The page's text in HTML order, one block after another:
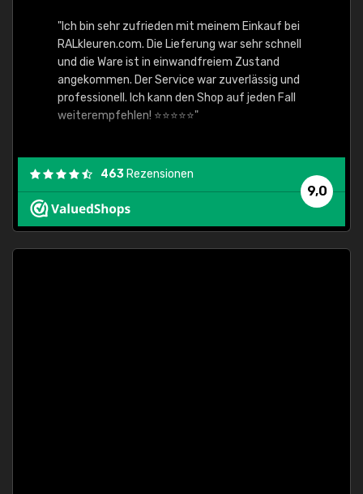
"Ich bin sehr zufrieden mit meinem Einkauf bei
RALkleuren.com. Die Lieferung war sehr schnell
und die Ware ist in einwandfreiem Zustand
angekommen. Der Service war zuverlässig und
professionell. Ich kann den Shop auf jeden Fall
weiterempfehlen! ⭐⭐⭐⭐⭐"
9,0
463 Rezensionen